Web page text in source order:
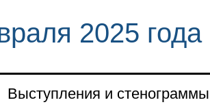
2025 года
Выступления и стенограммы